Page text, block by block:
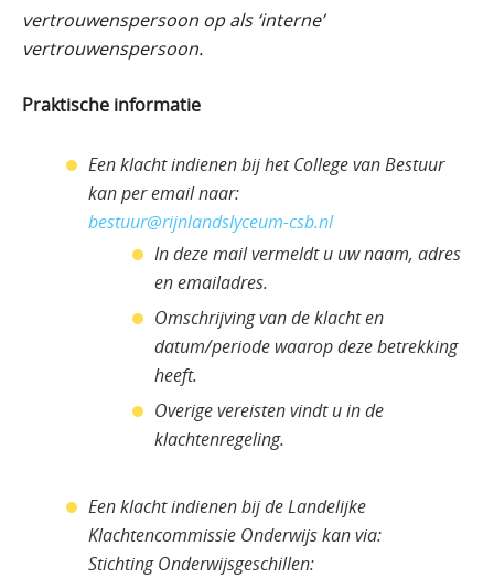
vertrouwenspersoon op als ‘interne’
vertrouwenspersoon.
Praktische informatie
Een klacht indienen bij het College van Bestuur
kan per email naar:
bestuur@rijnlandslyceum-csb.nl
In deze mail vermeldt u uw naam, adres
en emailadres.
Omschrijving van de klacht en
datum/periode waarop deze betrekking
heeft.
Overige vereisten vindt u in de
klachtenregeling.
Een klacht indienen bij de Landelijke
Klachtencommissie Onderwijs kan via:
Stichting Onderwijsgeschillen: